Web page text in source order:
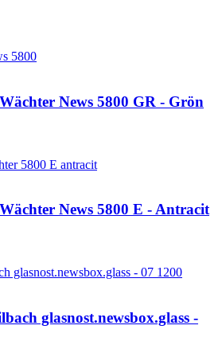
News 5800 GR - Grön
News 5800 E - Antracit
glasnost.newsbox.glass -